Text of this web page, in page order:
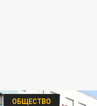
ОБЩЕСТВО